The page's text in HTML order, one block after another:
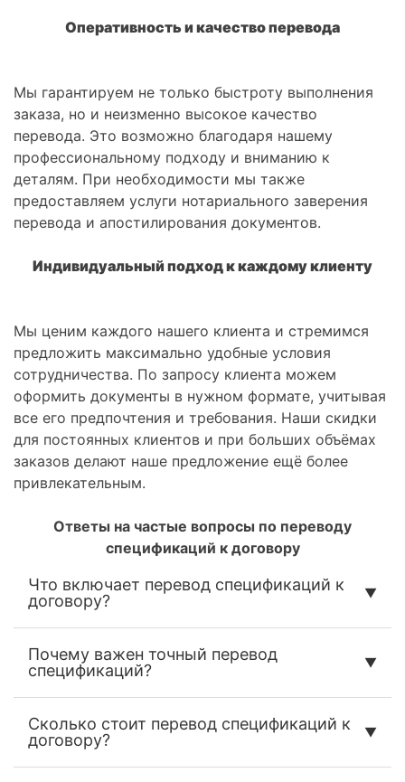
Оперативность и качество перевода
Мы гарантируем не только быстроту выполнения
заказа, но и неизменно высокое качество
перевода. Это возможно благодаря нашему
профессиональному подходу и вниманию к
деталям. При необходимости мы также
предоставляем услуги нотариального заверения
перевода и апостилирования документов.
Индивидуальный подход к каждому клиенту
Мы ценим каждого нашего клиента и стремимся
предложить максимально удобные условия
сотрудничества. По запросу клиента можем
оформить документы в нужном формате, учитывая
все его предпочтения и требования. Наши скидки
для постоянных клиентов и при больших объёмах
заказов делают наше предложение ещё более
привлекательным.
Ответы на частые вопросы по переводу
спецификаций к договору
Что включает перевод спецификаций к
договору?
Почему важен точный перевод
спецификаций?
Сколько стоит перевод спецификаций к
договору?